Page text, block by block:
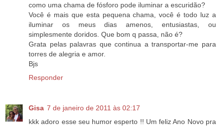
como uma chama de fósforo pode iluminar a escuridão?
Você é mais que esta pequena chama, você é todo luz a
iluminar os meus dias amenos, entusiastas, ou
simplesmente doridos. Que bom q passa, não é?
Grata pelas palavras que continua a transportar-me para
torres de alegria e amor.
Bjs
Responder
Gisa 7 de janeiro de 2011 às 02:17
kkk adoro esse seu humor esperto !! Um feliz Ano Novo pra